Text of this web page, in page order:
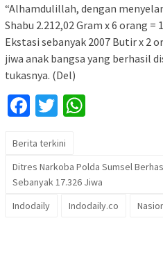
“Alhamdulillah, dengan
Shabu 2.212,02 Gram x 6 orang =
Ekstasi sebanyak 2007 Butir x 2
jiwa anak bangsa yang berhasil
tukasnya. (Del)
Facebook
Twitter
Berita terkini
Ditres Narkoba Polda Sumsel
Sebanyak 17.326 Jiwa
Indodaily
Indodaily.co